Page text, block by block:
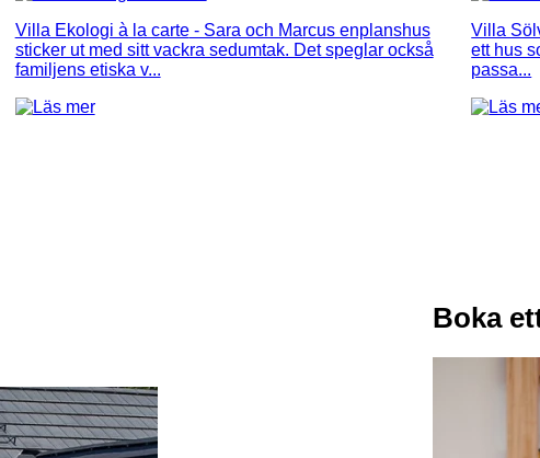
Villa Ekologi à la carte- Sara och Marcus enplanshus
sticker ut med sitt vackra sedumtak. Det speglar också
familjens etiska v...
Villa
ett hus
passa...
Boka